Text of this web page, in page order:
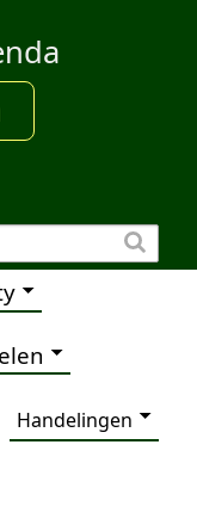
Handelingen